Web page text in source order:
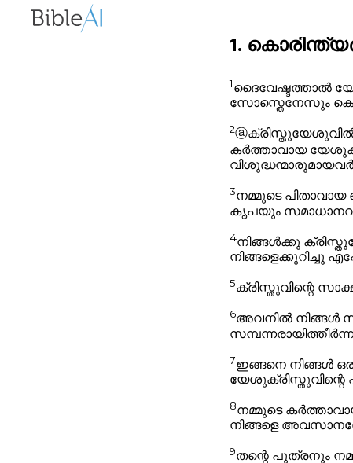
1. കൊരിന്ത്യർ
1ദൈവേഷ്ടത്താൽ
സോസ്തെനേസും
2ⓐക്രിസ്തുയേശുവിൽ
കർത്താവായ
3നമ്മുടെ പിതാവായ
കൃപയും സമാധാനവും
4നിങ്ങൾക്കു
നിങ്ങളെക്കുറിച്ചു
5ക്രിസ്തുവിന്റെ
6അവനിൽ നിങ്ങൾ
7ഇങ്ങനെ നിങ്ങൾ
യേശുക്രിസ്തുവിന്റെ
8നമ്മുടെ
നിങ്ങളെ
9തന്റെ പുത്രനും